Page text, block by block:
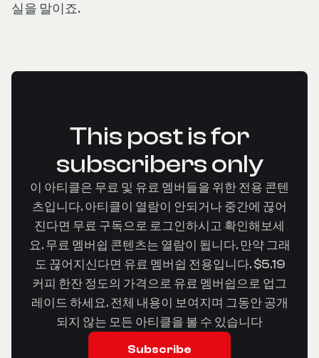
실을 말이죠.
This post is for
subscribers only
이 아티클은 무료 및 유료 멤버들을 위한 전용 콘텐
츠입니다. 아티클이 열람이 안되거나 중간에 끊어
진다면 무료 구독으로 로그인하시고 확인해보세
요. 무료 멤버쉽 콘텐츠는 열람이 됩니다. 만약 그래
도 끊어지신다면 유료 멤버쉽 전용입니다. $5.19
커피 한잔 정도의 가격으로 유료 멤버쉽으로 업그
레이드 하세요. 전체 내용이 보여지며 그동안 공개
되지 않는 모든 아티클을 볼 수 있습니다
Subscribe